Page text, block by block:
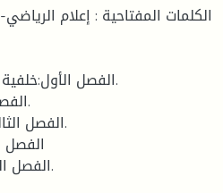
الكلمات المفتاحية : إعلام
الفصل
الفصل
الفصل
الفصل